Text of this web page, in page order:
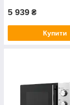
5 939 ₴
Купити